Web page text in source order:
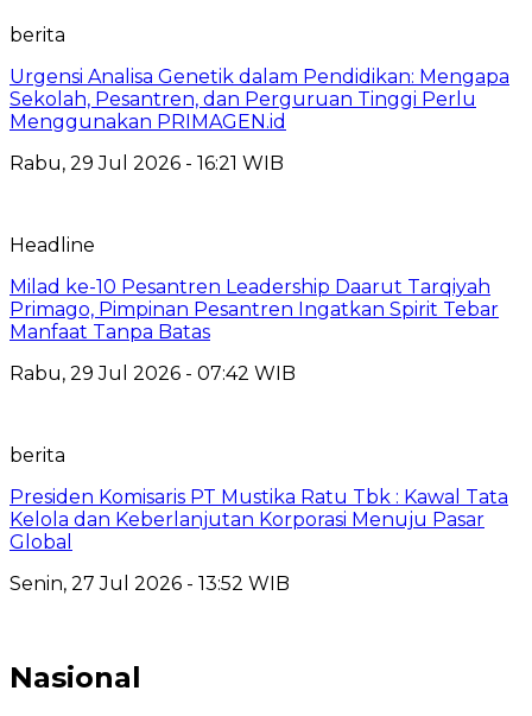
berita
Urgensi Analisa Genetik dalam Pendidikan: Mengapa
Sekolah, Pesantren, dan Perguruan Tinggi Perlu
Menggunakan PRIMAGEN.id
Rabu, 29 Jul 2026 - 16:21 WIB
Headline
Milad ke-10 Pesantren Leadership Daarut Tarqiyah
Primago, Pimpinan Pesantren Ingatkan Spirit Tebar
Manfaat Tanpa Batas
Rabu, 29 Jul 2026 - 07:42 WIB
berita
Presiden Komisaris PT Mustika Ratu Tbk : Kawal Tata
Kelola dan Keberlanjutan Korporasi Menuju Pasar
Global
Senin, 27 Jul 2026 - 13:52 WIB
Nasional